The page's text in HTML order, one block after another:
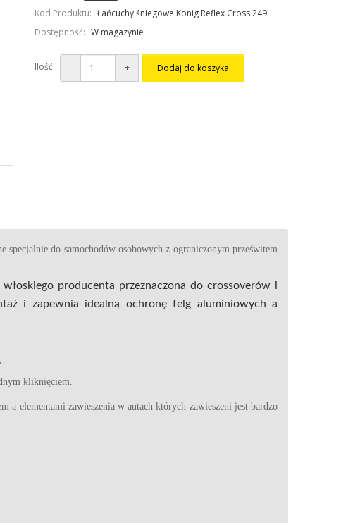
Kod Produktu: Łańcuchy śniegowe Konig Reflex Cross 249
Dostępność: W magazynie
Ilość - + Dodaj do koszyka
specjalnie do samochodów osobowych z ograniczonym prześwitem
producenta przeznaczona do crossoverów i
i zapewnia idealną ochronę felg aluminiowych a
kliknięciem.
a elementami zawieszenia w autach których zawieszeni jest bardzo